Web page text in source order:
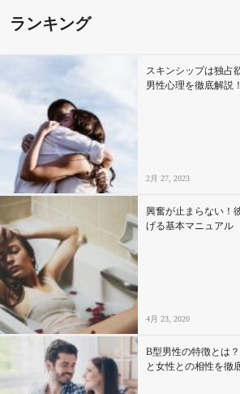
ランキング
スキンシップは独占
男性心理を徹底解説！
2月 27, 2023
興奮が止まらない！
げる基本マニュアル
4月 23, 2020
B型男性の特徴とは
と女性との相性を徹